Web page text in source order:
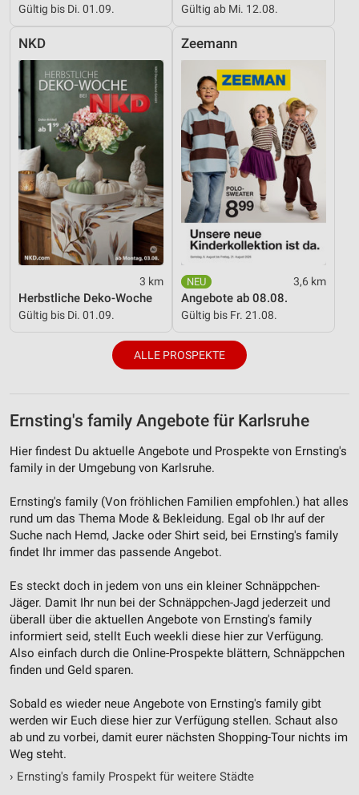
Gültig bis Di. 01.09. Gültig ab Mi. 12.08.
NKD
3 km
Herbstliche Deko-Woche
Gültig bis Di. 01.09.
Zeemann
3,6 km
Angebote ab 08.08.
Gültig bis Fr. 21.08.
ALLE PROSPEKTE
Ernsting's family Angebote für Karlsruhe
Hier findest Du aktuelle Angebote und Prospekte von Ernsting's
family in der Umgebung von Karlsruhe.
Ernsting's family (Von fröhlichen Familien empfohlen.) hat alles
rund um das Thema Mode & Bekleidung. Egal ob Ihr auf der
Suche nach Hemd, Jacke oder Shirt seid, bei Ernsting's family
findet Ihr immer das passende Angebot.
Es steckt doch in jedem von uns ein kleiner Schnäppchen-
Jäger. Damit Ihr nun bei der Schnäppchen-Jagd jederzeit und
überall über die aktuellen Angebote von Ernsting's family
informiert seid, stellt Euch weekli diese hier zur Verfügung.
Also einfach durch die Online-Prospekte blättern, Schnäppchen
finden und Geld sparen.
Sobald es wieder neue Angebote von Ernsting's family gibt
werden wir Euch diese hier zur Verfügung stellen. Schaut also
ab und zu vorbei, damit eurer nächsten Shopping-Tour nichts im
Weg steht.
› Ernsting's family Prospekt für weitere Städte
Verwendung genauer Standortdaten
Geräte anhand von aktiv angeforderten
Nicht-IAB-Verarbeitungszwecke:
Notwendig
Performance
Funktional
Werbung